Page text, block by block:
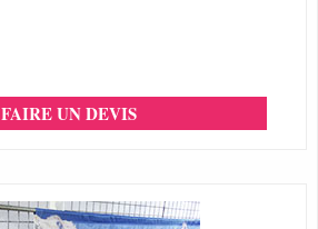
FAIRE UN DEVIS